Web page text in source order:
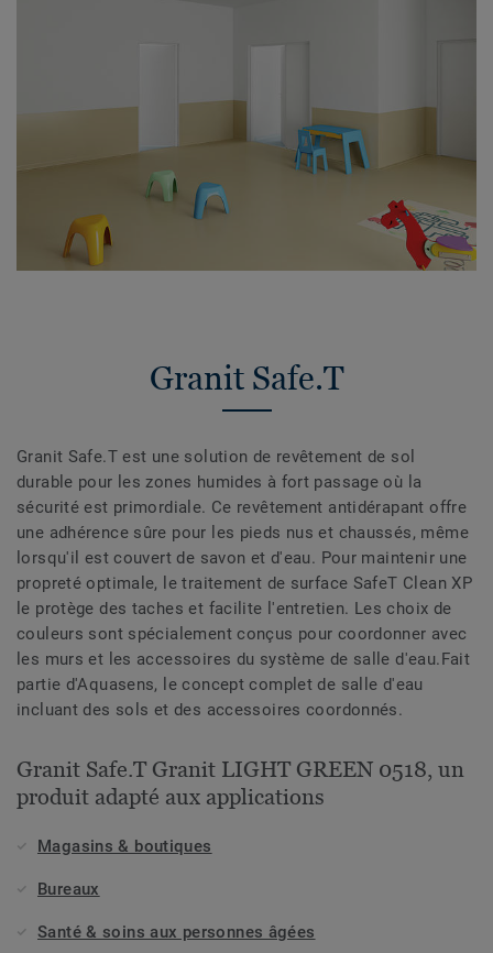
Granit Safe.T
Granit Safe.T est une solution de revêtement de sol
durable pour les zones humides à fort passage où la
sécurité est primordiale. Ce revêtement antidérapant offre
une adhérence sûre pour les pieds nus et chaussés, même
lorsqu'il est couvert de savon et d'eau. Pour maintenir une
propreté optimale, le traitement de surface SafeT Clean XP
le protège des taches et facilite l'entretien. Les choix de
couleurs sont spécialement conçus pour coordonner avec
les murs et les accessoires du système de salle d'eau.Fait
partie d'Aquasens, le concept complet de salle d'eau
incluant des sols et des accessoires coordonnés.
Granit Safe.T Granit LIGHT GREEN 0518, un
produit adapté aux applications
Magasins & boutiques
Bureaux
Santé & soins aux personnes âgées